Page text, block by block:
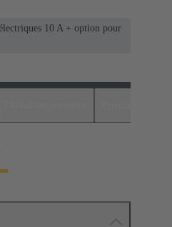
10 A + option pour